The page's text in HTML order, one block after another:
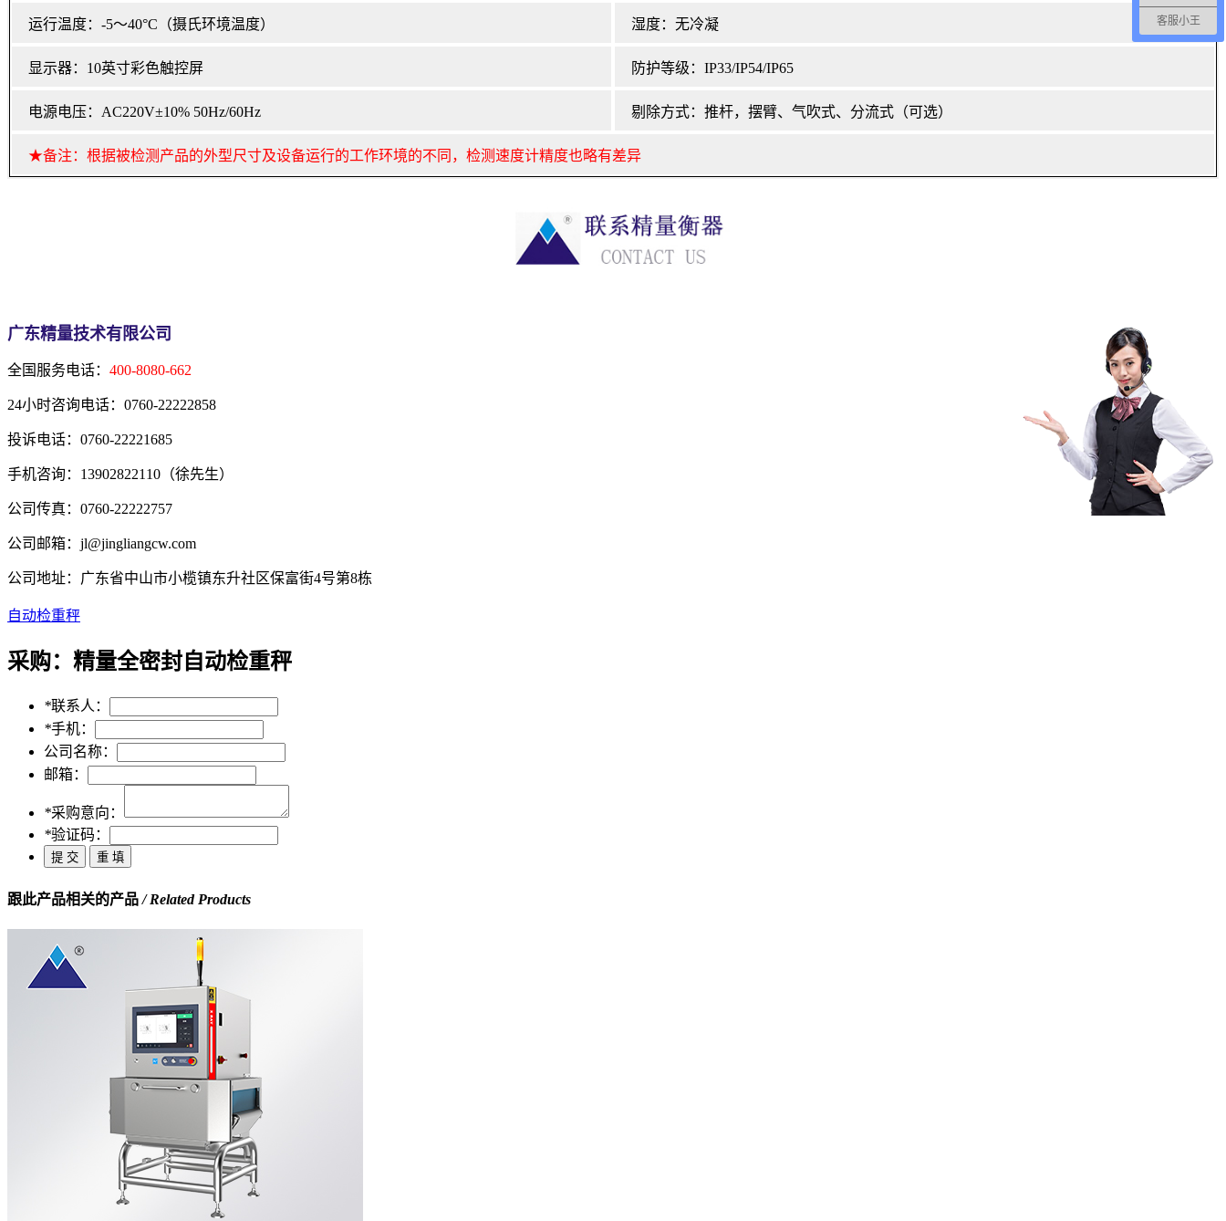
运行温度：-5～40°C（摄氏环境温度） 湿度：无冷凝
显示器：10英寸彩色触控屏 防护等级：IP33/IP54/IP65
电源电压：AC220V±10% 50Hz/60Hz 剔除方式：推杆，摆臂、气吹式、分流式（可选）
★备注：根据被检测产品的外型尺寸及设备运行的工作环境的不同，检测速度计精度也略有差异
广东精量技术有限公司
全国服务电话： 400-8080-662
24小时咨询电话：0760-22222858
投诉电话： 0760-22221685
手机咨询： 13902822110（徐先生）
公司传真：0760-22222757
公司邮箱：jl@jingliangcw.com
公司地址：广东省中山市小榄镇东升社区保富街4号第8栋
自动检重秤
采购： 精量全密封自动检重秤
*联系人：
*手机：
公司名称：
邮箱：
*采购意向：
*验证码：
跟此产品相关的产品/ Related Products
客服小王